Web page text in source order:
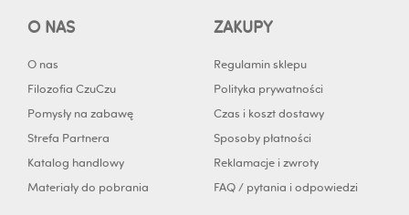
g
r
a
m
d
n
i
n
O NAS
O nas
Filozofia CzuCzu
Pomysły na zabawę
Strefa Partnera
Katalog handlowy
Materiały do pobrania
ZAKUPY
Regulamin sklepu
Polityka prywatności
Czas i koszt dostawy
Sposoby płatności
Reklamacje i zwroty
FAQ / pytania i odpowiedzi